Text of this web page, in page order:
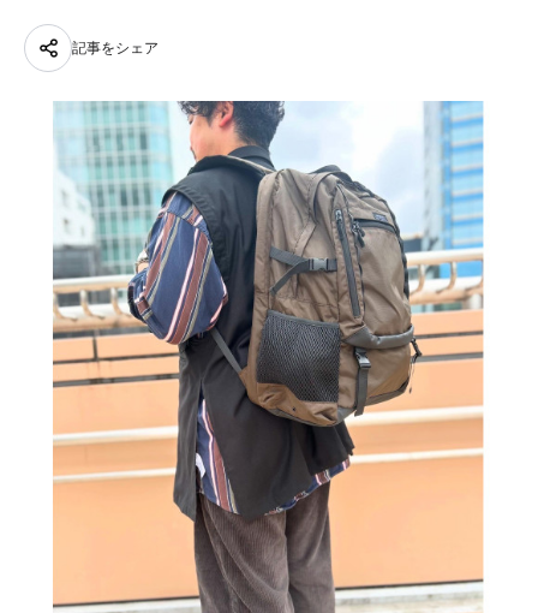
記事をシェア